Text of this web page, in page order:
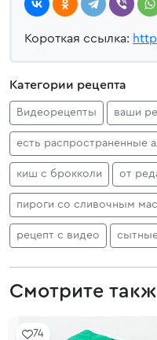
Короткая ссылка:
Категории рецепта
Видеорецепты ваши
есть распространенные
киш с брокколи от
пироги со сливочным
рецепт с видео
Смотрите
74